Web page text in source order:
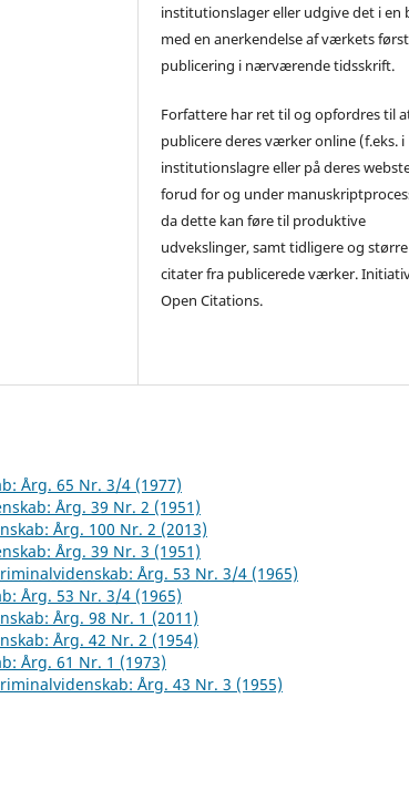
institutionslager eller udgive det i en
med en anerkendelse af værkets
publicering i nærværende tidsskrift.
Forfattere har ret til og opfordres til
publicere deres værker online (f.eks. i
institutionslagre eller på deres
forud for og under
da dette kan føre til produktive
udvekslinger, samt tidligere og større
citater fra publicerede værker.
Open Citations.
Årg. 65 Nr. 3/4 (1977)
Årg. 39 Nr. 2 (1951)
Årg. 100 Nr. 2 (2013)
Årg. 39 Nr. 3 (1951)
Årg. 53 Nr. 3/4 (1965)
Årg. 53 Nr. 3/4 (1965)
Årg. 98 Nr. 1 (2011)
Årg. 42 Nr. 2 (1954)
Årg. 61 Nr. 1 (1973)
Årg. 43 Nr. 3 (1955)